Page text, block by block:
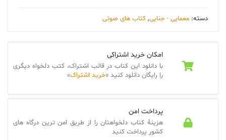
امکان خرید اشتراکی
با دانلود این کتاب در قالب اشتراک، کتب دلخواه دیگری
را رایگان دانلود کنید «خرید اشتراک»
پرداخت امن
هزینۀ کتاب دلخواهتان را از طریق امن ترین درگاه های
کشور پرداخت کنید
دسته: معمایی - جنایی, کتاب های صوتی